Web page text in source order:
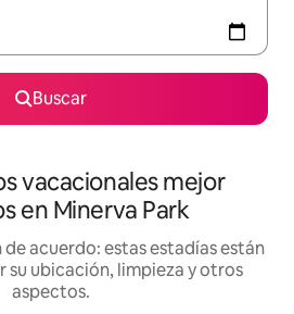
Buscar
vacacionales mejor
en Minerva Park
de acuerdo: estas estadías están
su ubicación, limpieza y otros
aspectos.